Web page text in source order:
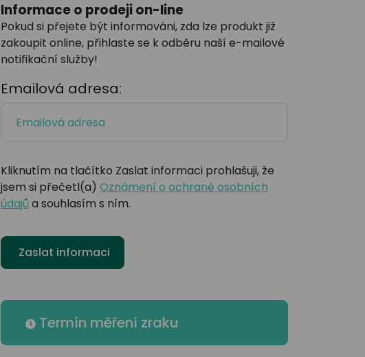
Informace o prodeji on-line
Pokud si přejete být informováni, zda lze produkt již
zakoupit online, přihlaste se k odběru naší e-mailové
notifikační služby!
Emailová adresa:
Kliknutím na tlačítko Zaslat informaci prohlašuji, že
jsem si přečetl(a) Oznámení o ochraně osobních
údajů a souhlasím s ním.
Zaslat informaci
Termín měření zraku